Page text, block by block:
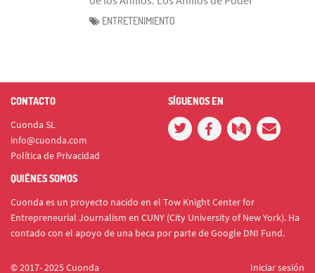
ENTRETENIMIENTO
CONTACTO
Cuonda SL
info@cuonda.com
Política de Privacidad
SÍGUENOS EN
QUIÉNES SOMOS
Cuonda es un proyecto nacido en el Tow Knight Center for
Entrepreneurial Journalism en CUNY (City University of New York). Ha
contado con el apoyo de una beca por parte de Google DNI Fund.
© 2017- 2025 Cuonda Iniciar sesión